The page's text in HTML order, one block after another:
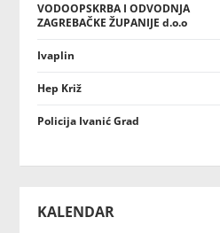
VODOOPSKRBA I ODVODNJA
ZAGREBAČKE ŽUPANIJE d.o.o
Ivaplin
Hep Križ
Policija Ivanić Grad
KALENDAR